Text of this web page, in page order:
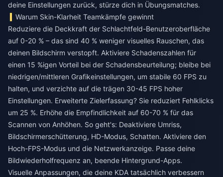
deine Einstellungen zurück, stürze dich in Übungsmatches.
Warum Skin-Klarheit Teamkämpfe gewinnt
Reduziere die Deckkraft der Schlachtfeld-Benutzeroberfläche
auf 0-20 % – das sind 40 % weniger visuelles Rauschen, das
deinen Bildschirm verstopft. Aktiviere Schadenszahlen für
einen 15 %igen Vorteil bei der Schadensbeurteilung; bleibe bei
niedrigen/mittleren Grafikeinstellungen, um stabile 60 FPS zu
halten, und verzichte auf die trägen 30-45 FPS hoher
Einstellungen. Erweiterte Zielerfassung? Sie reduziert Fehlklicks
um 25 %. Erhöhe die Empfindlichkeit auf 60-70 % für das
Scannen von Anhöhen. So geht's: Deaktiviere Umriss,
Bildschirmerschütterung, HD-Modus, Schatten. Aktiviere den
Hoch-FPS-Modus und die Netzwerkanzeige. Passe deine
Bildwiederholfrequenz an, beende Hintergrund-Apps.
Visuelle Anpassungen, die deine KDA tatsächlich verbessern